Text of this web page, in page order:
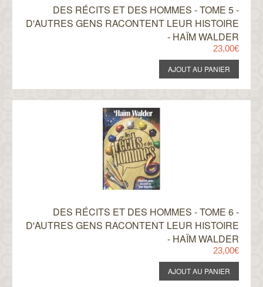
DES RÉCITS ET DES HOMMES - TOME 5 -
D'AUTRES GENS RACONTENT LEUR HISTOIRE
- HAÏM WALDER
23,00€
DES RÉCITS ET DES HOMMES - TOME 6 -
D'AUTRES GENS RACONTENT LEUR HISTOIRE
- HAÏM WALDER
23,00€